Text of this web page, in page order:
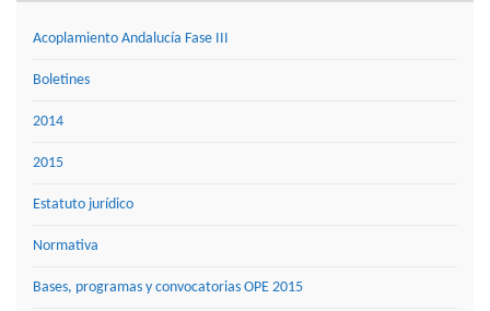
Acoplamiento Andalucía Fase III
Boletines
2014
2015
Estatuto jurídico
Normativa
Bases, programas y convocatorias OPE 2015